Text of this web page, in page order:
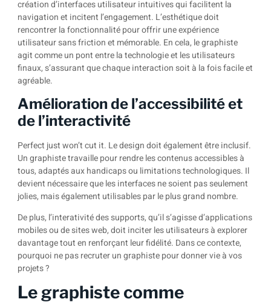
création d’interfaces utilisateur intuitives qui facilitent la
navigation et incitent l’engagement. L’esthétique doit
rencontrer la fonctionnalité pour offrir une expérience
utilisateur sans friction et mémorable. En cela, le graphiste
agit comme un pont entre la technologie et les utilisateurs
finaux, s’assurant que chaque interaction soit à la fois facile et
agréable.
Amélioration de l’accessibilité et
de l’interactivité
Perfect just won’t cut it. Le design doit également être inclusif.
Un graphiste travaille pour rendre les contenus accessibles à
tous, adaptés aux handicaps ou limitations technologiques. Il
devient nécessaire que les interfaces ne soient pas seulement
jolies, mais également utilisables par le plus grand nombre.
De plus, l’interativité des supports, qu’il s’agisse d’applications
mobiles ou de sites web, doit inciter les utilisateurs à explorer
davantage tout en renforçant leur fidélité. Dans ce contexte,
pourquoi ne pas recruter un graphiste pour donner vie à vos
projets ?
Le graphiste comme